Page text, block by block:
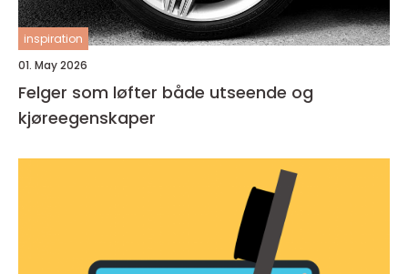
inspiration
01. May 2026
Felger som løfter både utseende og
kjøreegenskaper